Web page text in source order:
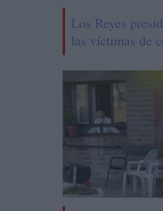
Los Reyes
las víctimas de